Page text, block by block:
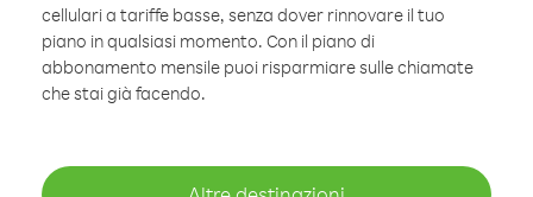
cellulari a tariffe basse, senza dover rinnovare il tuo
piano in qualsiasi momento. Con il piano di
abbonamento mensile puoi risparmiare sulle chiamate
che stai già facendo.